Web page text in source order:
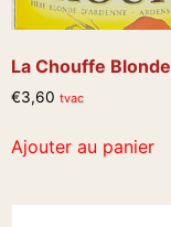
La Chouffe Blonde
€3,60 tvac
Ajouter au panier